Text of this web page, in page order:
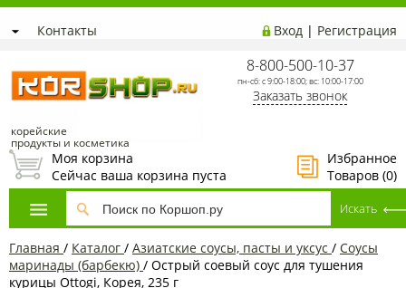
Контакты Вход | Регистрация
корейские
продукты и косметика
8-800-500-10-37
пн-сб: с 9:00-18:00; вс: 10:00-17:00
Заказать звонок
Избранное
Товаров (0)
Моя корзина
Сейчас ваша корзина пуста
Главная / Каталог / Азиатские соусы, пасты и уксус / Соусы
маринады (барбекю) / Острый соевый соус для тушения
курицы Ottogi, Корея, 235 г